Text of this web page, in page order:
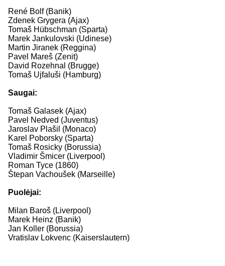
René Bolf (Banik)
Zdenek Grygera (Ajax)
Tomaš Hübschman (Sparta)
Marek Jankulovski (Udinese)
Martin Jiranek (Reggina)
Pavel Mareš (Zenit)
David Rozehnal (Brugge)
Tomaš Ujfaluši (Hamburg)
Saugai:
Tomaš Galasek (Ajax)
Pavel Nedved (Juventus)
Jaroslav Plašil (Monaco)
Karel Poborsky (Sparta)
Tomaš Rosicky (Borussia)
Vladimir Šmicer (Liverpool)
Roman Tyce (1860)
Štepan Vachoušek (Marseille)
Puolėjai:
Milan Baroš (Liverpool)
Marek Heinz (Banik)
Jan Koller (Borussia)
Vratislav Lokvenc (Kaiserslautern)